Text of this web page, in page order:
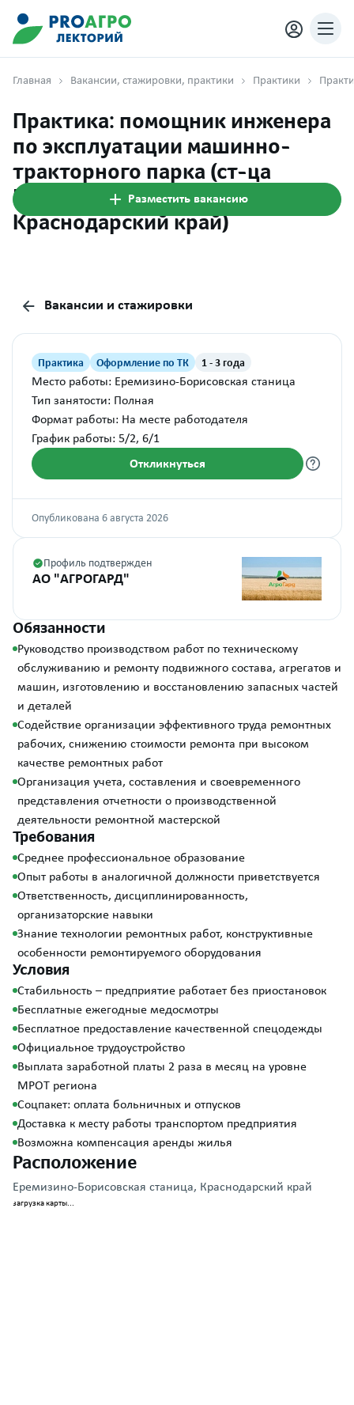
Главная Вакансии, стажировки, практики Практики
Практика: помощник инженера
по эксплуатации машинно-
тракторного парка (ст-ца
Еремизино-Борисовская,
Краснодарский край)
Разместить вакансию
Вакансии и стажировки
Практика Оформление по ТК 1 - 3 года
Место работы: Еремизино-Борисовская станица
Тип занятости: Полная
Формат работы: На месте работодателя
График работы: 5/2, 6/1
Откликнуться
Опубликована 6 августа 2026
Профиль подтвержден
АО "АГРОГАРД"
Обязанности
Руководство производством работ по техническому
обслуживанию и ремонту подвижного состава, агрегатов и
машин, изготовлению и восстановлению запасных частей
и деталей
Содействие организации эффективного труда ремонтных
рабочих, снижению стоимости ремонта при высоком
качестве ремонтных работ
Организация учета, составления и своевременного
представления отчетности о производственной
деятельности ремонтной мастерской
Требования
Среднее профессиональное образование
Опыт работы в аналогичной должности приветствуется
Ответственность, дисциплинированность,
организаторские навыки
Знание технологии ремонтных работ, конструктивные
особенности ремонтируемого оборудования
Условия
Стабильность – предприятие работает без приостановок
Бесплатные ежегодные медосмотры
Бесплатное предоставление качественной спецодежды
Официальное трудоустройство
Выплата заработной платы 2 раза в месяц на уровне
МРОТ региона
Соцпакет: оплата больничных и отпусков
Доставка к месту работы транспортом предприятия
Возможна компенсация аренды жилья
Расположение
Еремизино-Борисовская станица, Краснодарский край
загрузка карты...